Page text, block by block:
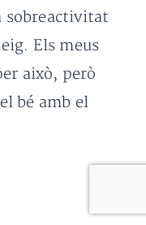
sobreactivitat
Els meus
això, però
bé amb el